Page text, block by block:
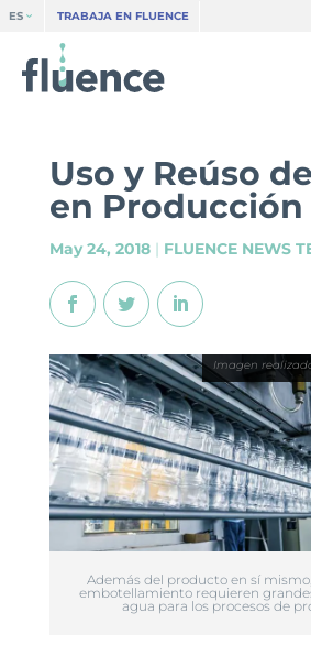
ES TRABAJA EN FLUENCE
Uso y Reúso
en Producción
May 24, 2018| FLUENCE NEWS
Además del producto en sí
embotellamiento requieren
agua para los procesos de